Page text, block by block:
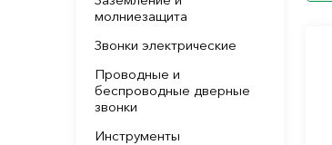
молниезащита
Звонки электрические
Проводные и
беспроводные дверные
звонки
Инструменты